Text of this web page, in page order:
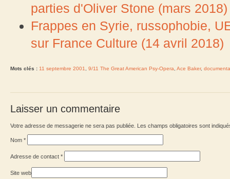
parties d'Oliver Stone (mars 2018)
Frappes en Syrie, russophobie,
sur France Culture (14 avril 2018)
Mots clés : 11 septembre 2001 9/11 The Great American Psy-Opera Ace Baker,
Laisser un commentaire
Votre adresse de messagerie ne sera pas publiée. Les champs obligatoires sont
Nom *
Adresse de contact *
Site web